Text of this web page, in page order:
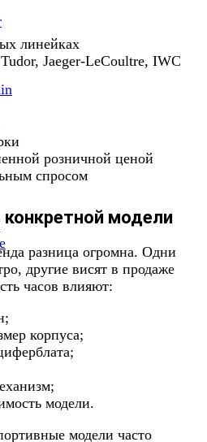
линейках
Jaeger-LeCoultre, IWC
розничной ценой
спросом
модели
разница огромна. Одни
другие висят в продаже
часов влияют:
корпуса;
модели.
модели часто